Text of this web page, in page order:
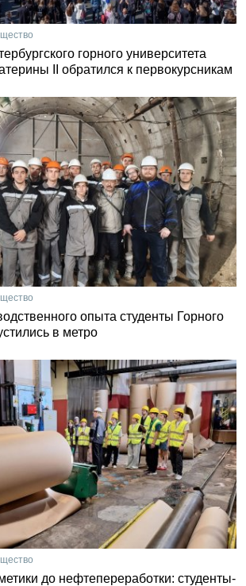
горного университета
II обратился к первокурсникам
опыта студенты Горного
в метро
до нефтепереработки: студенты-